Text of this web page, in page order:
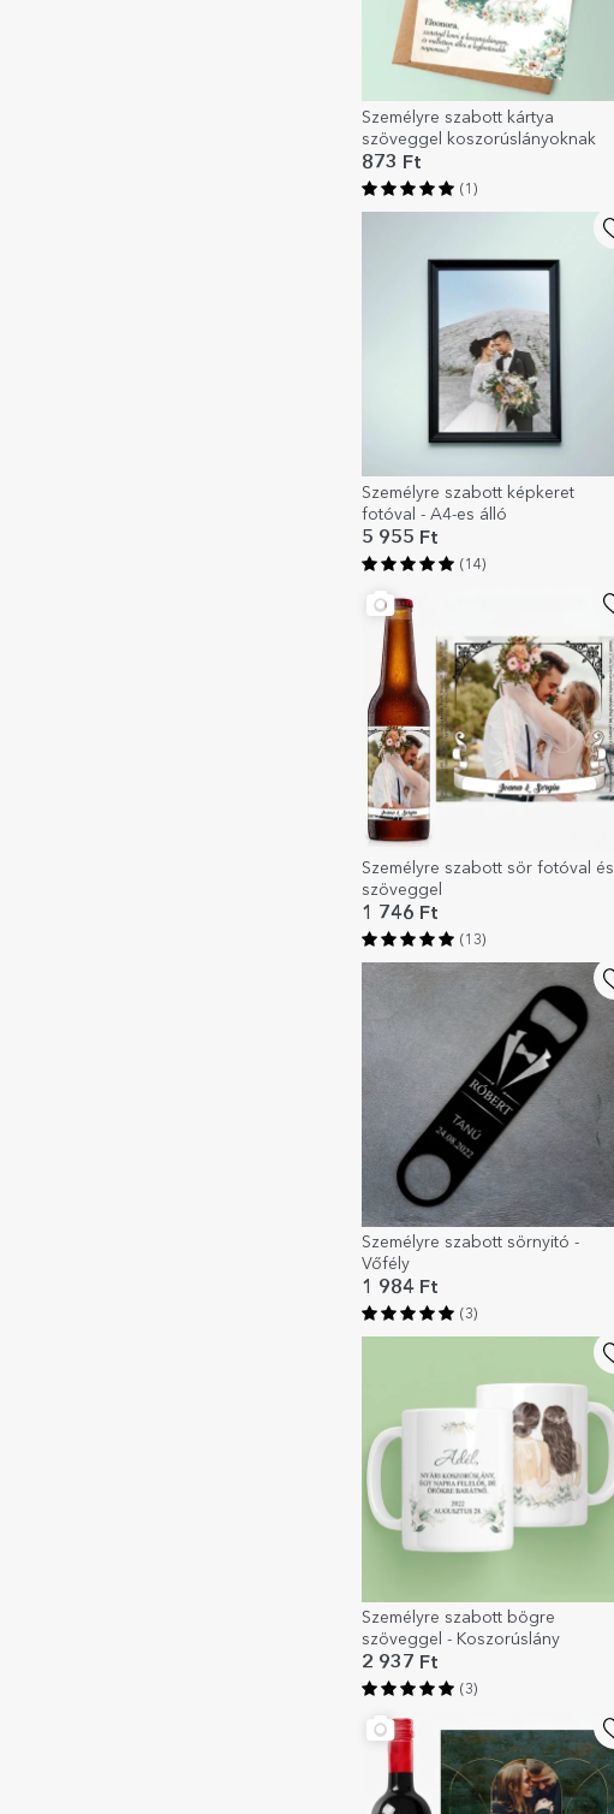
Személyre szabott kártya
szöveggel koszorúslányoknak
873 Ft
(1)
Személyre szabott képkeret
fotóval - A4-es álló
5 955 Ft
(14)
Személyre szabott sör fotóval és
szöveggel
1 746 Ft
(13)
Személyre szabott sörnyitó -
Vőfély
1 984 Ft
(3)
Személyre szabott bögre
szöveggel - Koszorúslány
2 937 Ft
(3)